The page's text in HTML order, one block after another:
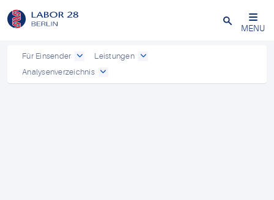
Schließen
MENU
Für Einsender
Leistungen
Analysenverzeichnis